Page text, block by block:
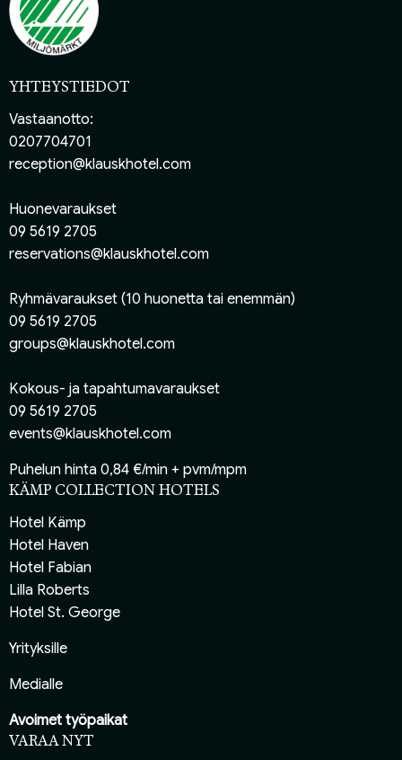
YHTEYSTIEDOT
Vastaanotto:
0207704701
reception@klauskhotel.com
Huonevaraukset
09 5619 2705
reservations@klauskhotel.com
Ryhmävaraukset (10 huonetta tai enemmän)
09 5619 2705
groups@klauskhotel.com
Kokous- ja tapahtumavaraukset
09 5619 2705
events@klauskhotel.com
Puhelun hinta 0,84 €/min + pvm/mpm
KÄMP COLLECTION HOTELS
Hotel Kämp
Hotel Haven
Hotel Fabian
Lilla Roberts
Hotel St. George
Yrityksille
Medialle
Avoimet työpaikat
VARAA NYT